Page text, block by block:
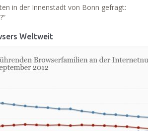
in der Innenstadt von Bonn gefragt:
Weltweit